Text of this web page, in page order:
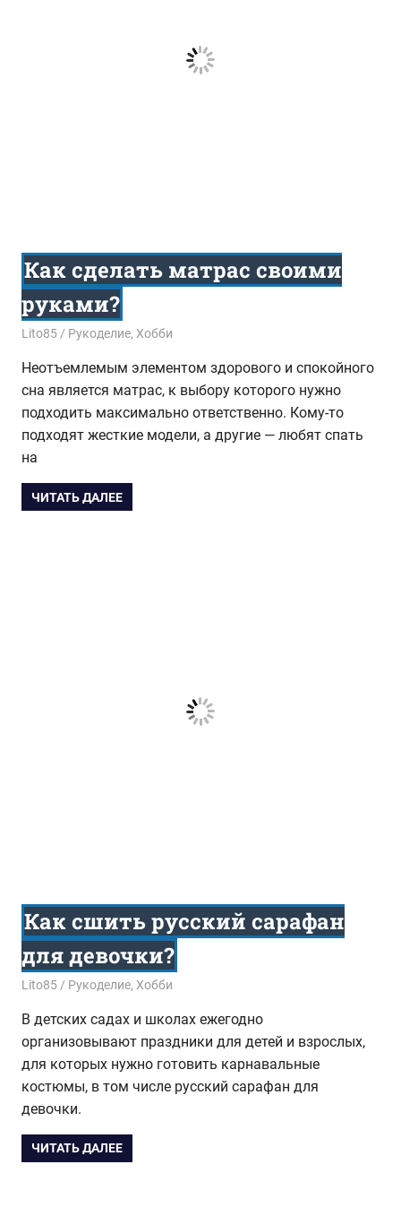
Как сделать матрас своими
руками?
29.11.2017
Lito85 Рукоделие, Хобби
Неотъемлемым элементом здорового и спокойного
сна является матрас, к выбору которого нужно
подходить максимально ответственно. Кому-то
подходят жесткие модели, а другие — любят спать
на
ЧИТАТЬ ДАЛЕЕ
Как сшить русский сарафан
для девочки?
02.11.2017
Lito85 Рукоделие, Хобби
В детских садах и школах ежегодно
организовывают праздники для детей и взрослых,
для которых нужно готовить карнавальные
костюмы, в том числе русский сарафан для
девочки.
ЧИТАТЬ ДАЛЕЕ